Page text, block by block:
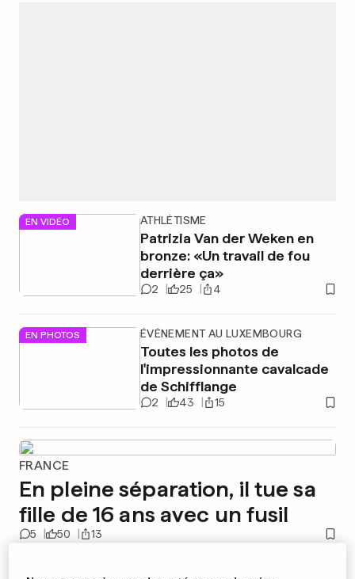
EN VIDÉO ATHLÉTISME
Patrizia Van der Weken en
bronze: «Un travail de fou
derrière ça»
2 25 4
EN PHOTOS ÉVÉNEMENT AU LUXEMBOURG
Toutes les photos de
l'impressionnante cavalcade
de Schifflange
2 43 15
FRANCE
En pleine séparation, il tue sa
fille de 16 ans avec un fusil
5 50 13